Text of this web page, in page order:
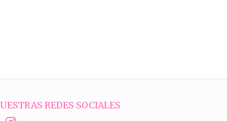
REDES SOCIALES